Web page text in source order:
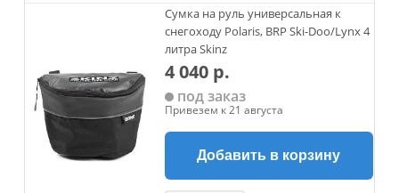
Сумка на руль универсальная к
снегоходу Polaris, BRP Ski-Doo/Lynx 4
литра Skinz
4 040 р.
под заказ
Привезем к 21 августа
Добавить в корзину